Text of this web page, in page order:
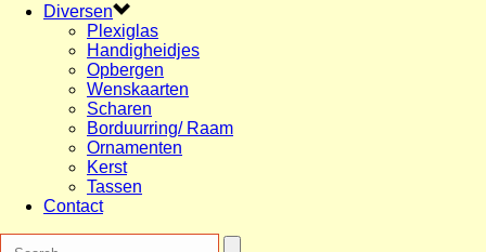
Diversen
Plexiglas
Handigheidjes
Opbergen
Wenskaarten
Scharen
Borduurring/ Raam
Ornamenten
Kerst
Tassen
Contact